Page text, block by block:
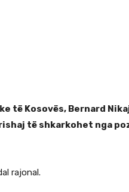
të Kosovës, Bernard
të shkarkohet nga
rajonal.